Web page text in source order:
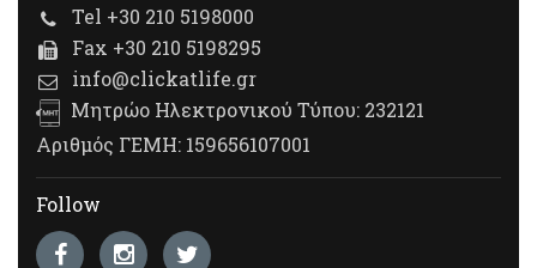
Tel +30 210 5198000
Fax +30 210 5198295
info@clickatlife.gr
Μητρώο Ηλεκτρονικού Τύπου: 232121
Αριθμός ΓΕΜΗ: 159656107001
Follow